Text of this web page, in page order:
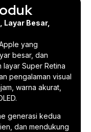
Layar Besar,
yang
besar, dan
Super Retina
pengalaman visual
warna akurat,
generasi kedua
dan mendukung